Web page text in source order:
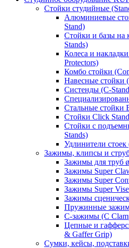
Стойки студийные
Алюминиевые
Stand)
Стойки и базы на
Stands)
Колеса и
Protectors)
Комбо стойки
Навесные стойки
Систенды (C-
Стальные стойки
Стойки Click
Стойки с
Stands)
Удлинители стоек
Зажимы, клипсы и
Зажимы для труб
Зажимы Super
Зажимы Super
Зажимы Super
Зажимы
Пружинные
С-зажимы (C
Цепные и
& Gaffer Grip)
Сумки, кейсы,